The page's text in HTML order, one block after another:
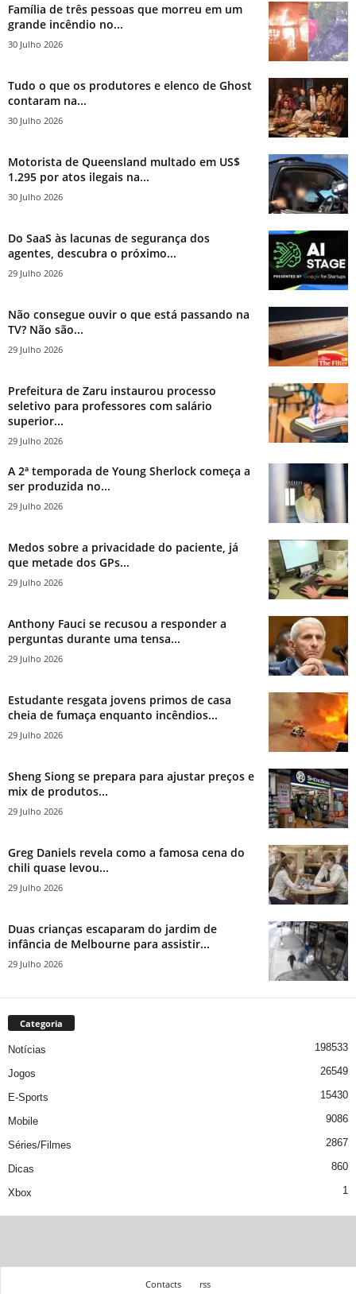
Família de três pessoas que morreu em um
grande incêndio no...
30 Julho 2026
Tudo o que os produtores e elenco de Ghost
contaram na...
30 Julho 2026
Motorista de Queensland multado em US$
1.295 por atos ilegais na...
30 Julho 2026
Do SaaS às lacunas de segurança dos
agentes, descubra o próximo...
29 Julho 2026
Não consegue ouvir o que está passando na
TV? Não são...
29 Julho 2026
Prefeitura de Zaru instaurou processo
seletivo para professores com salário
superior...
29 Julho 2026
A 2ª temporada de Young Sherlock começa a
ser produzida no...
29 Julho 2026
Medos sobre a privacidade do paciente, já
que metade dos GPs...
29 Julho 2026
Anthony Fauci se recusou a responder a
perguntas durante uma tensa...
29 Julho 2026
Estudante resgata jovens primos de casa
cheia de fumaça enquanto incêndios...
29 Julho 2026
Sheng Siong se prepara para ajustar preços e
mix de produtos...
29 Julho 2026
Greg Daniels revela como a famosa cena do
chili quase levou...
29 Julho 2026
Duas crianças escaparam do jardim de
infância de Melbourne para assistir...
29 Julho 2026
Categoria
Notícias 198533
Jogos 26549
E-Sports 15430
Mobile 9086
Séries/Filmes 2867
Dicas 860
Xbox 1
Contacts rss